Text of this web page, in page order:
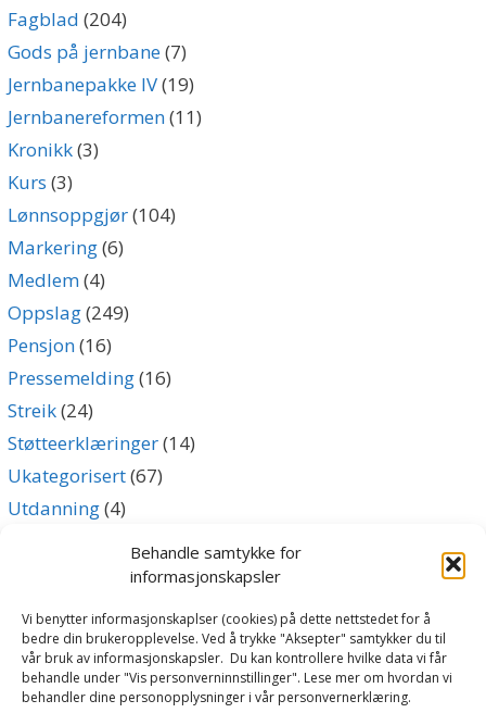
Behandle samtykke for
informasjonskapsler
Vi benytter informasjonskaplser (cookies) på dette nettstedet for å
bedre din brukeropplevelse. Ved å trykke "Aksepter" samtykker du til
vår bruk av informasjonskapsler. Du kan kontrollere hvilke data vi får
behandle under "Vis personverninnstillinger". Lese mer om hvordan vi
behandler dine personopplysninger i vår personvernerklæring.
Fagblad (204)
Gods på jernbane(7)
Jernbanepakke IV(19)
Jernbanereformen(11)
Kronikk(3)
Kurs (3)
Lønnsoppgjør(104)
Markering(6)
Medlem(4)
Oppslag(249)
Pensjon(16)
Pressemelding(16)
Streik(24)
Støtteerklæringer(14)
Ukategorisert(67)
Utdanning(4)
Archives